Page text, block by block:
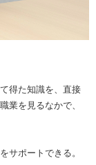
得た知識を、直接
業を見るなかで、
サポートできる。